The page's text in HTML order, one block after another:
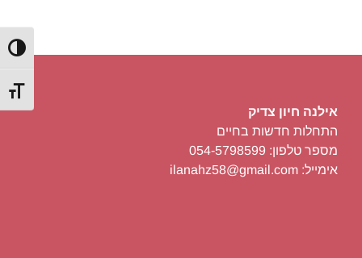
מתג
אילנה חיון צדיק
התחלות חדשות בחיים
מספר טלפון: 054-5798599
אימייל: ilanahz58@gmail.com